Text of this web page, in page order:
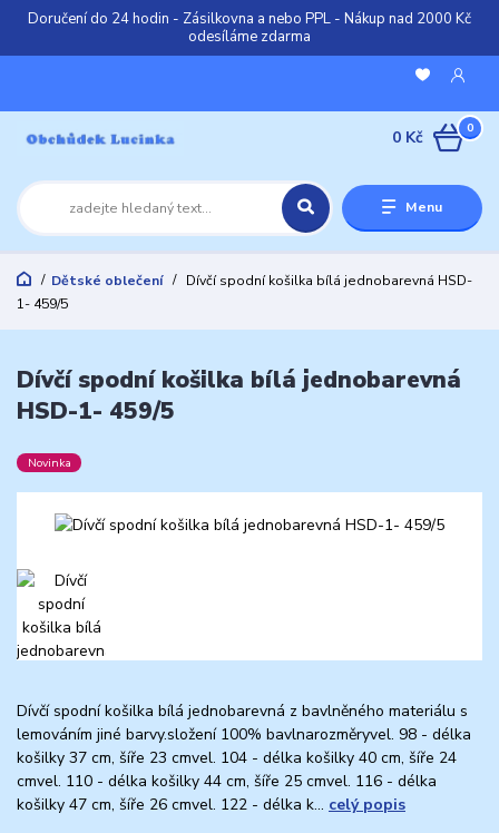
Doručení do 24 hodin - Zásilkovna a nebo PPL - Nákup nad 2000 Kč
odesíláme zdarma
Menu
0
0 Kč
Dětské oblečení
Dívčí spodní košilka bílá jednobarevná HSD-
1- 459/5
Dívčí spodní košilka bílá jednobarevná
HSD-1- 459/5
Novinka
Dívčí spodní košilka bílá jednobarevná z bavlněného materiálu s
lemováním jiné barvy.složení 100% bavlnarozměryvel. 98 - délka
košilky 37 cm, šíře 23 cmvel. 104 - délka košilky 40 cm, šíře 24
cmvel. 110 - délka košilky 44 cm, šíře 25 cmvel. 116 - délka
košilky 47 cm, šíře 26 cmvel. 122 - délka k... celý popis